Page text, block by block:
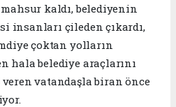
kaldı, belediyenin
insanları çileden çıkardı,
çoktan yolların
hala belediye araçlarını
vatandaşla biran önce